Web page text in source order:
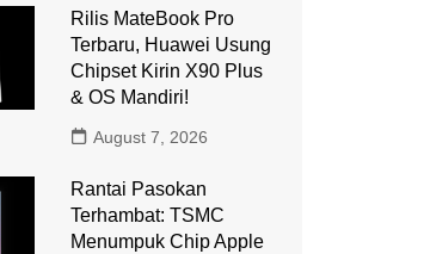
Rilis MateBook Pro
Terbaru, Huawei Usung
Chipset Kirin X90 Plus
& OS Mandiri!
August 7, 2026
Rantai Pasokan
Terhambat: TSMC
Menumpuk Chip Apple